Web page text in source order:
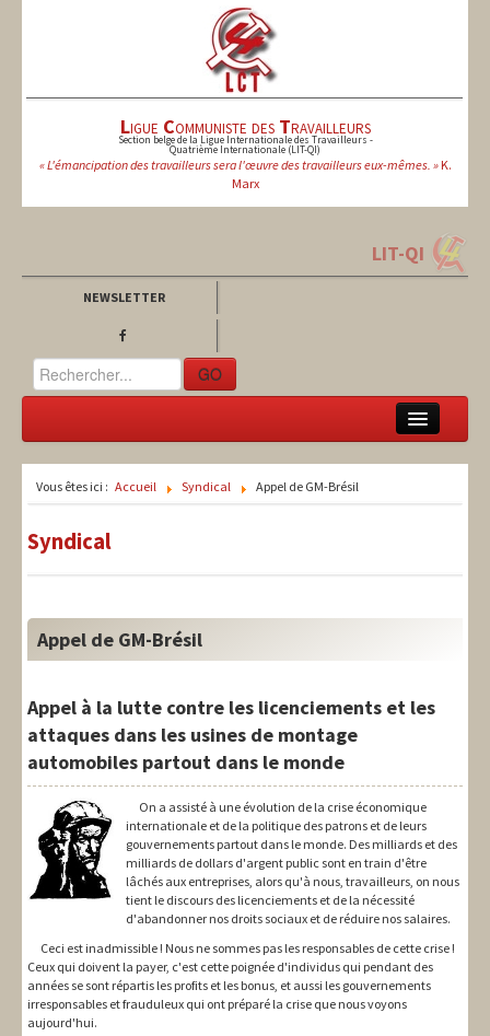
Ligue Communiste des Travailleurs
Section belge de la Ligue Internationale des Travailleurs -
Quatrième Internationale (LIT-QI)
« L'émancipation des travailleurs sera l'œuvre des travailleurs eux-mêmes. »K.
Marx
LIT-QI
NEWSLETTER
GO
Théorie
Syndical
Social
Thèmes
Vous êtes ici : Accueil Syndical Appel de GM-Brésil
Syndical
Appel de GM-Brésil
Appel à la lutte contre les licenciements et les
attaques dans les usines de montage
automobiles partout dans le monde
On a assisté à une évolution de la crise économique
internationale et de la politique des patrons et de leurs
gouvernements partout dans le monde. Des milliards et des
milliards de dollars d'argent public sont en train d'être
lâchés aux entreprises, alors qu'à nous, travailleurs, on nous
tient le discours des licenciements et de la nécessité
d'abandonner nos droits sociaux et de réduire nos salaires.
Ceci est inadmissible ! Nous ne sommes pas les responsables de cette crise !
Ceux qui doivent la payer, c'est cette poignée d'individus qui pendant des
années se sont répartis les profits et les bonus, et aussi les gouvernements
irresponsables et frauduleux qui ont préparé la crise que nous voyons
aujourd'hui.